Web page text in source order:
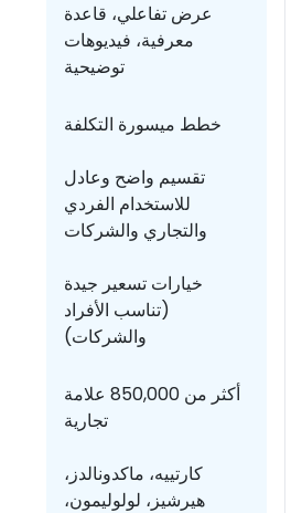
عرض تفاعلي، قاعدة
معرفية، فيديوهات
توضيحية
خطط ميسورة التكلفة
تقسيم واضح وعادل
للاستخدام الفردي
والتجاري والشركات
خيارات تسعير جيدة
(تناسب الأفراد
والشركات)
أكثر من 850,000 علامة
تجارية
كارتييه، ماكدونالدز،
هيرشيز، لولوليمون،